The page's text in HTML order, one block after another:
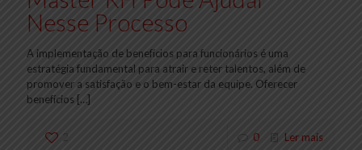
Nesse Processo
A implementação de benefícios para funcionários é uma
estratégia fundamental para atrair e reter talentos, além de
promover a satisfação e o bem-estar da equipe. Oferecer
benefícios […]
2 0 Ler mais